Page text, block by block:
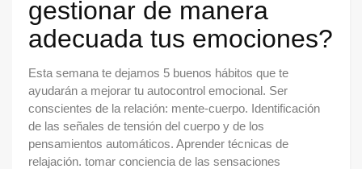
gestionar de manera
adecuada tus emociones?
Esta semana te dejamos 5 buenos hábitos que te
ayudarán a mejorar tu autocontrol emocional. Ser
conscientes de la relación: mente-cuerpo. Identificación
de las señales de tensión del cuerpo y de los
pensamientos automáticos. Aprender técnicas de
relajación. tomar conciencia de las sensaciones